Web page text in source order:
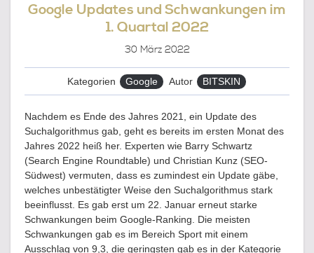
Google Updates und Schwankungen im
1. Quartal 2022
30 März 2022
Kategorien Google Autor BITSKIN
Nachdem es Ende des Jahres 2021, ein Update des
Suchalgorithmus gab, geht es bereits im ersten Monat des
Jahres 2022 heiß her. Experten wie Barry Schwartz
(Search Engine Roundtable) und Christian Kunz (SEO-
Südwest) vermuten, dass es zumindest ein Update gäbe,
welches unbestätigter Weise den Suchalgorithmus stark
beeinflusst. Es gab erst um 22. Januar erneut starke
Schwankungen beim Google-Ranking. Die meisten
Schwankungen gab es im Bereich Sport mit einem
Ausschlag von 9,3, die geringsten gab es in der Kategorie